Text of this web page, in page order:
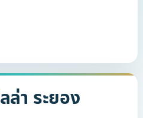
ล่า ระยอง